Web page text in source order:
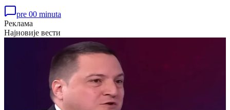
pre 00 minuta
Реклама
Најновије вести